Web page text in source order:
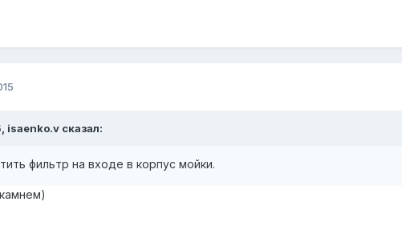
isaenko.v сказал:
фильтр на входе в корпус мойки.